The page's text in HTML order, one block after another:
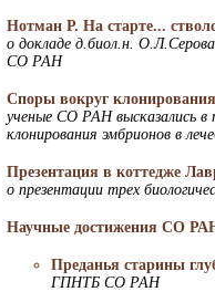
Нотман Р. На старте...
о докладе д.биол.н.
СО РАН
Споры вокруг клонирования
ученые СО РАН высказались в
клонирования эмбрионов в
Презентация в коттедже
о презентации трех
Научные достижения СО
Преданья старины
ГПНТБ СО РАН